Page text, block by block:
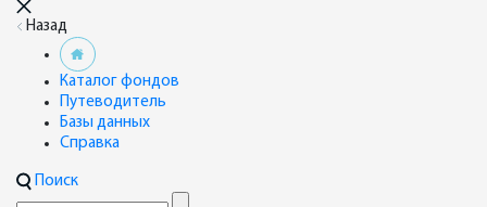
Назад
Каталог фондов
Путеводитель
Базы данных
Справка
Поиск